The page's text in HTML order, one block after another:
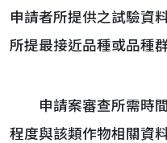
申請者所提供之試驗資
所提最接近品種或品種
申請案審查所需時間
程度與該類作物相關資